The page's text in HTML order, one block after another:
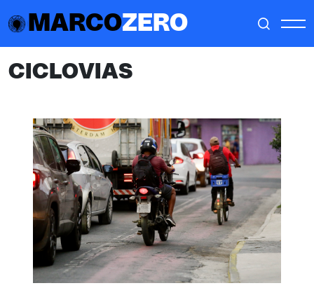
MARCOZERO
CICLOVIAS